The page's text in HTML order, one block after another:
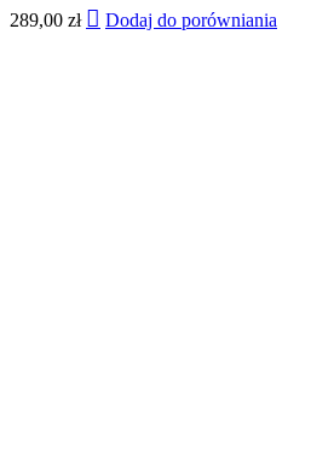
289,00 zł Dodaj do porówniania